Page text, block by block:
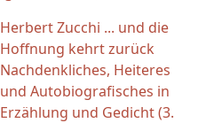
Herbert Zucchi ... und die
Hoffnung kehrt zurück
Nachdenkliches, Heiteres
und Autobiografisches in
Erzählung und Gedicht (3.